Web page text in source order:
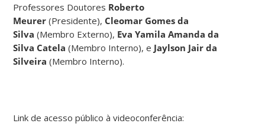
Professores Doutores Roberto
Meurer(Presidente), Cleomar Gomes da
Silva (Membro Externo), Eva Yamila Amanda da
Silva Catela(Membro Interno), e Jaylson Jair da
Silveira (Membro Interno).
Link de acesso público à videoconferência: